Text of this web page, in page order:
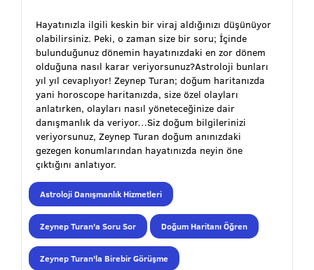
Hayatınızla ilgili keskin bir viraj aldığınızı düşünüyor
olabilirsiniz. Peki, o zaman size bir soru; İçinde
bulunduğunuz dönemin hayatınızdaki en zor dönem
olduğuna nasıl karar veriyorsunuz?Astroloji bunları
yıl yıl cevaplıyor! Zeynep Turan; doğum haritanızda
yani horoscope haritanızda, size özel olayları
anlatırken, olayları nasıl yöneteceğinize dair
danışmanlık da veriyor…Siz doğum bilgilerinizi
veriyorsunuz, Zeynep Turan doğum anınızdaki
gezegen konumlarından hayatınızda neyin öne
çıktığını anlatıyor.
Astroloji Danışmanlık Hizmetleri
Zeynep Turan'a Soru Sor Doğum Haritanı Öğren
Zeynep Turan'la Birebir Görüşme